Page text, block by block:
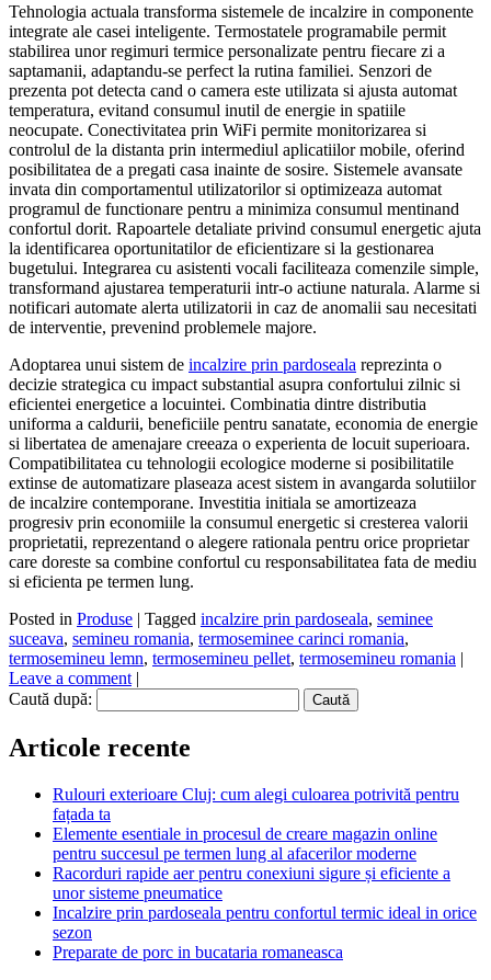
Tehnologia actuala transforma sistemele de incalzire in componente
integrate ale casei inteligente. Termostatele programabile permit
stabilirea unor regimuri termice personalizate pentru fiecare zi a
saptamanii, adaptandu-se perfect la rutina familiei. Senzori de
prezenta pot detecta cand o camera este utilizata si ajusta automat
temperatura, evitand consumul inutil de energie in spatiile
neocupate. Conectivitatea prin WiFi permite monitorizarea si
controlul de la distanta prin intermediul aplicatiilor mobile, oferind
posibilitatea de a pregati casa inainte de sosire. Sistemele avansate
invata din comportamentul utilizatorilor si optimizeaza automat
programul de functionare pentru a minimiza consumul mentinand
confortul dorit. Rapoartele detaliate privind consumul energetic ajuta
la identificarea oportunitatilor de eficientizare si la gestionarea
bugetului. Integrarea cu asistenti vocali faciliteaza comenzile simple,
transformand ajustarea temperaturii intr-o actiune naturala. Alarme si
notificari automate alerta utilizatorii in caz de anomalii sau necesitati
de interventie, prevenind problemele majore.
Adoptarea unui sistem de incalzire prin pardoseala reprezinta o
decizie strategica cu impact substantial asupra confortului zilnic si
eficientei energetice a locuintei. Combinatia dintre distributia
uniforma a caldurii, beneficiile pentru sanatate, economia de energie
si libertatea de amenajare creeaza o experienta de locuit superioara.
Compatibilitatea cu tehnologii ecologice moderne si posibilitatile
extinse de automatizare plaseaza acest sistem in avangarda solutiilor
de incalzire contemporane. Investitia initiala se amortizeaza
progresiv prin economiile la consumul energetic si cresterea valorii
proprietatii, reprezentand o alegere rationala pentru orice proprietar
care doreste sa combine confortul cu responsabilitatea fata de mediu
si eficienta pe termen lung.
Posted in Produse | Tagged incalzire prin pardoseala, seminee
suceava, semineu romania, termoseminee carinci romania,
termosemineu lemn, termosemineu pellet, termosemineu romania |
Leave a comment |
Caută după:
Articole recente
Rulouri exterioare Cluj: cum alegi culoarea potrivită pentru
fațada ta
Elemente esentiale in procesul de creare magazin online
pentru succesul pe termen lung al afacerilor moderne
Racorduri rapide aer pentru conexiuni sigure și eficiente a
unor sisteme pneumatice
Incalzire prin pardoseala pentru confortul termic ideal in orice
sezon
Preparate de porc in bucataria romaneasca